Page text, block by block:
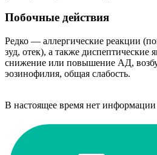
Побочные действия
Редко — аллергические реакции
зуд, отек), а также диспептические
снижение или повышение АД,
эозинофилия, общая слабость.
В настоящее время нет